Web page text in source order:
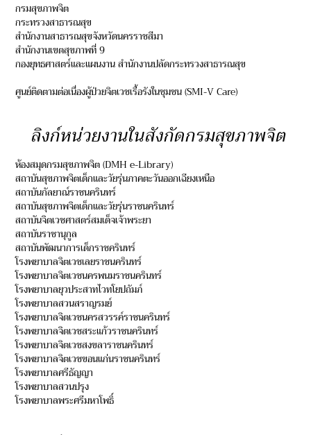
กรมสุขภาพจิต
กระทรวงสาธารณสุข
สำนักงานสาธารณสุขจังหวัดนครราชสีมา
สำนักงานเขตสุขภาพที่ 9
กองยุทธศาสตร์และแผนงาน สำนักงานปลัดกระทรวงสาธารณสุข
ศูนย์ติดตามต่อเนื่องผู้ป่วยจิตเวชเรื้อรังในชุมชน (SMI-V Care)
ลิงก์หน่วยงานในสังกัดกรมสุขภาพจิต
ห้องสมุดกรมสุขภาพจิต (DMH e-Library)
สถาบันสุขภาพจิตเด็กและวัยรุ่นภาคตะวันออกเฉียงเหนือ
สถาบันกัลยาณ์ราชนครินทร์
สถาบันสุขภาพจิตเด็กและวัยรุ่นราชนครินทร์
สถาบันจิตเวชศาสตร์สมเด็จเจ้าพระยา
สถาบันราชานุกูล
สถาบันพัฒนาการเด็กราชครินทร์
โรงพยาบาลจิตเวชเลยราชนครินทร์
โรงพยาบาลจิตเวชนครพนมราชนครินทร์
โรงพยาบาลยุวประสาทไวทโยปถัมภ์
โรงพยาบาลสวนสราญรมย์
โรงพยาบาลจิตเวชนครสวรรค์ราชนครินทร์
โรงพยาบาลจิตเวชสระแก้วราชนครินทร์
โรงพยาบาลจิตเวชสงขลาราชนครินทร์
โรงพยาบาลจิตเวชขอนแก่นราชนครินทร์
โรงพยาบาลศรีธัญญา
โรงพยาบาลสวนปรุง
โรงพยาบาลพระศรีมหาโพธิ์